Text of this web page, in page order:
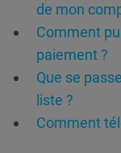
de mon
Comment
paiement ?
Que se
liste ?
Comment